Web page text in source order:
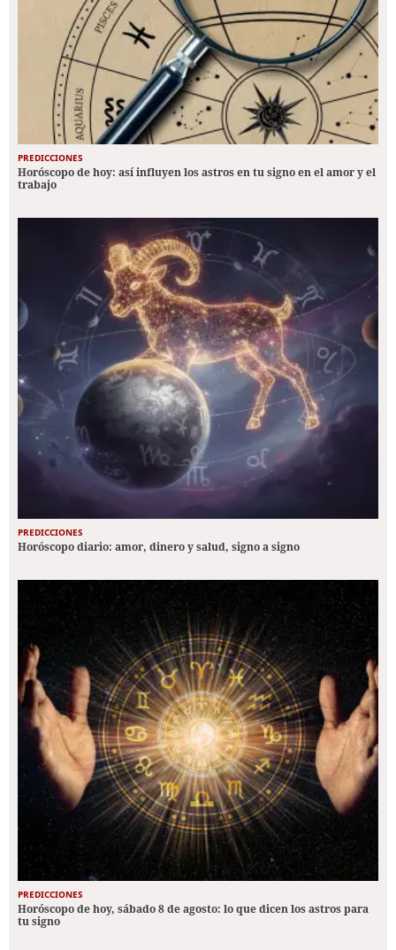
PREDICCIONES
Horóscopo de hoy: así influyen los astros en tu signo en el amor y el
trabajo
PREDICCIONES
Horóscopo diario: amor, dinero y salud, signo a signo
PREDICCIONES
Horóscopo de hoy, sábado 8 de agosto: lo que dicen los astros para
tu signo